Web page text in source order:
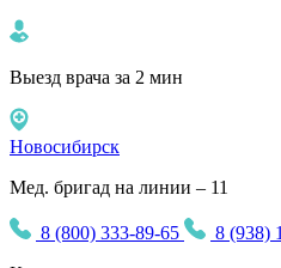
Выезд врача за 2 мин
Новосибирск
Мед. бригад на линии – 11
8 (800) 333-89-65
8 (938)